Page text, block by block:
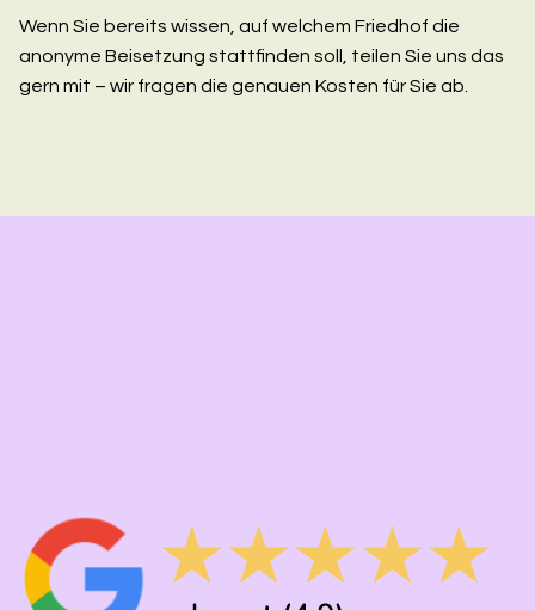
Wenn Sie bereits wissen, auf welchem Friedhof die
anonyme Beisetzung stattfinden soll, teilen Sie uns das
gern mit – wir fragen die genauen Kosten für Sie ab.